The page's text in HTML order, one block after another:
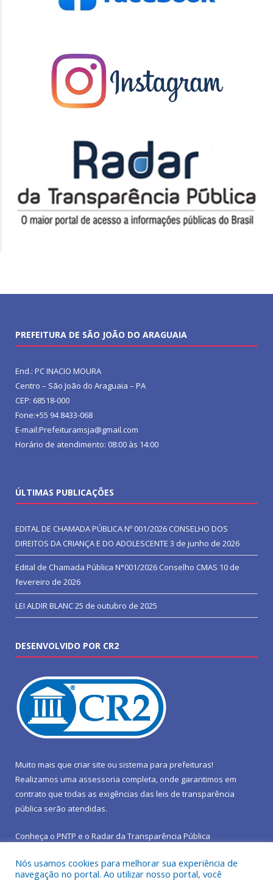
PREFEITURA DE SÃO JOÃO DO ARAGUAIA
End.: PC INACIO MOURA
Centro – São João do Araguaia – PA
CEP: 68518-000
Fone:+55 94 8433-068
E-mail:Prefeituramsja@gmail.com
Horário de atendimento: 08:00 às 14:00
ÚLTIMAS PUBLICAÇÕES
EDITAL DE CHAMADA PÚBLICA Nº 001/2026 CONSELHO DOS
DIREITOS DA CRIANÇA E DO ADOLESCENTE 3 de junho de 2026
Edital de Chamada Pública N°001/2026 Conselho CMAS 10 de
fevereiro de 2026
LEI ALDIR BLANC25 de outubro de 2025
DESENVOLVIDO POR CR2
Muito mais que criar site ou sistema para prefeituras!
Realizamos uma assessoria completa, onde garantimos em
contrato que todas as exigências das leis de transparência
pública serão atendidas.
Conheça o PNTP e o Radar da Transparência Pública
Nós usamos cookies para melhorar sua experiência de
navegação no portal. Ao utilizar nosso portal, você